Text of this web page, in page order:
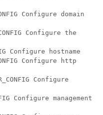
Configure domain
Configure the
Configure hostname
Configure http
Configure
Configure management